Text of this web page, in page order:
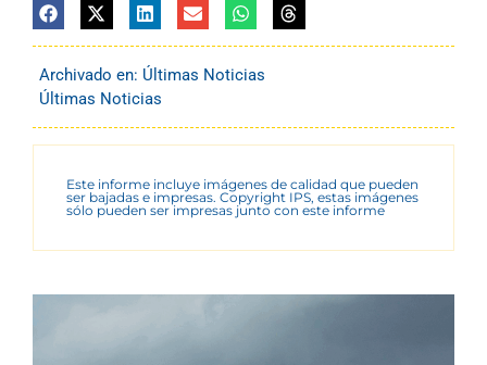
Archivado en: Últimas Noticias
Últimas Noticias
Este informe incluye imágenes de calidad que pueden
ser bajadas e impresas. Copyright IPS, estas imágenes
sólo pueden ser impresas junto con este informe